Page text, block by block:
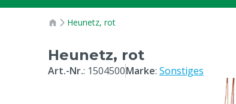
Heunetz, rot
Heunetz, rot
Art.-Nr.: 1504500Marke: Sonstiges